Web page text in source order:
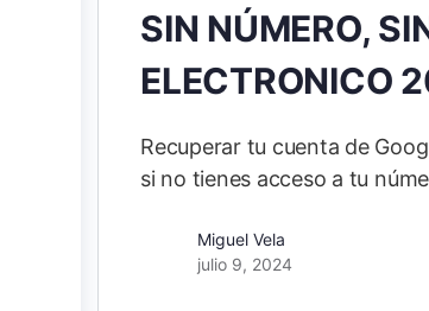
SIN NÚMERO,
ELECTRONICO
Recuperar tu cuenta de
si no tienes acceso a tu
Miguel Vela
julio 9, 2024